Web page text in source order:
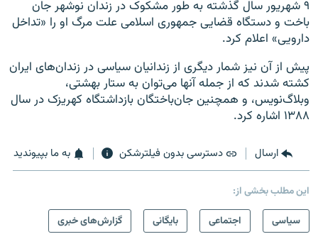
۹ شهریور سال گذشته به طور مشکوک در زندان نوشهر جان
باخت و دستگاه قضایی جمهوری اسلامی علت مرگ او را «تداخل
دارویی» اعلام کرد.
پیش از آن نیز شمار دیگری از زندانیان سیاسی در زندان‌های ایران
کشته شدند که از جمله آنها می‌توان به ستار بهشتی،
وبلاگ‌نویس، و همچنین جان‌باختگان بازداشتگاه کهریزک در سال
۱۳۸۸ اشاره کرد.
ارسال دسترسی بدون فیلترشکن به ما بپیوندید
این مطلب بخشی از:
سیاسی
اجتماعی بایگانی گزارش‌های خبری